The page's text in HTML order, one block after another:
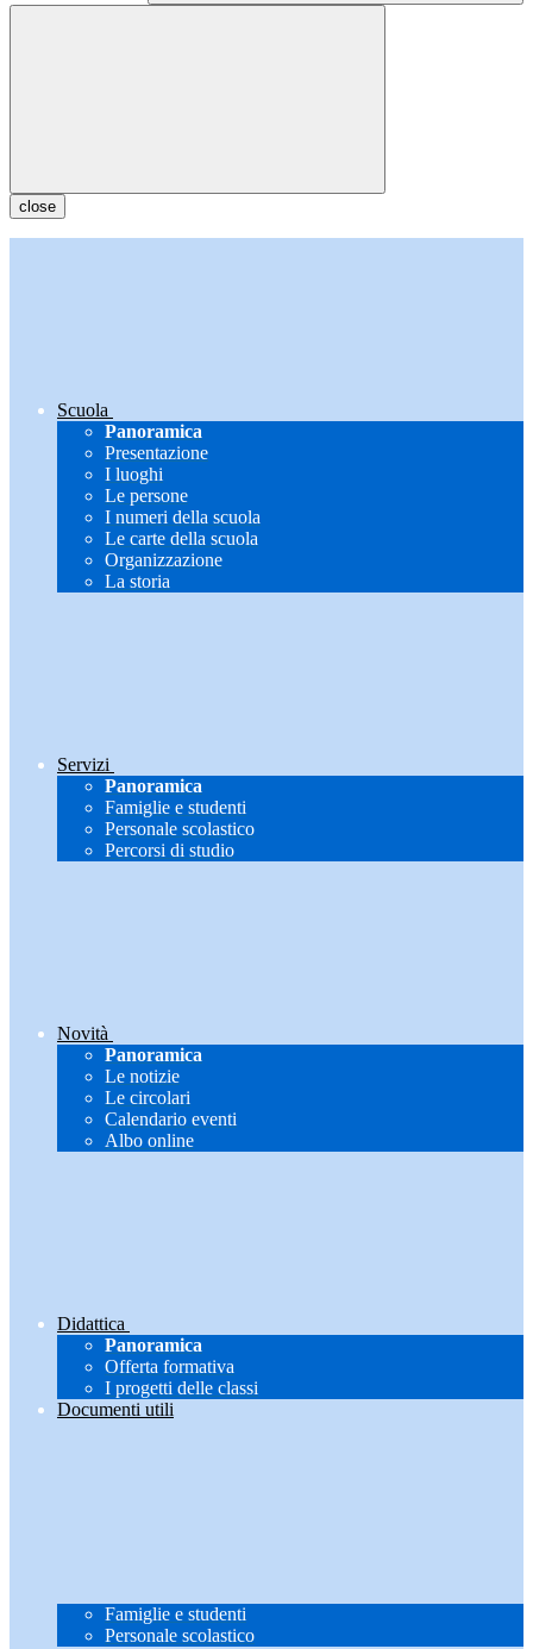
close
Scuola
Panoramica
Presentazione
I luoghi
Le persone
I numeri della scuola
Le carte della scuola
Organizzazione
La storia
Servizi
Panoramica
Famiglie e studenti
Personale scolastico
Percorsi di studio
Novità
Panoramica
Le notizie
Le circolari
Calendario eventi
Albo online
Didattica
Panoramica
Offerta formativa
I progetti delle classi
Documenti utili
Famiglie e studenti
Personale scolastico